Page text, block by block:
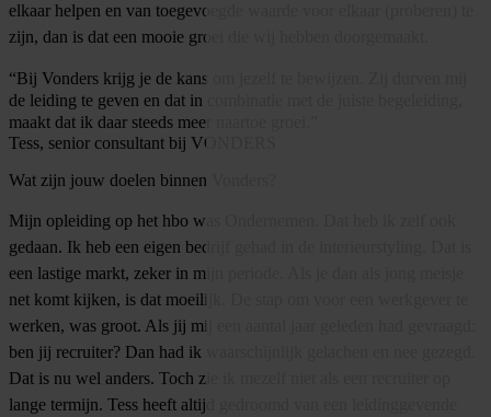
elkaar helpen en van toegevoegde waarde voor elkaar (proberen) te
zijn, dan is dat een mooie groei die wij hebben doorgemaakt.
“Bij Vonders krijg je de kans om jezelf te bewijzen. Zij durven mij
de leiding te geven en dat in combinatie met de juiste begeleiding,
maakt dat ik daar steeds meer naartoe groei.”
Tess, senior consultant bij VONDERS
Wat zijn jouw doelen binnen Vonders?
Mijn opleiding op het hbo was Ondernemen. Dat heb ik zelf ook
gedaan. Ik heb een eigen bedrijf gehad in de interieurstyling. Dat is
een lastige markt, zeker in mijn periode. Als je dan als jong meisje
net komt kijken, is dat moeilijk. De stap om voor een werkgever te
werken, was groot. Als jij mij een aantal jaar geleden had gevraagd:
ben jij recruiter? Dan had ik waarschijnlijk gelachen en nee gezegd.
Dat is nu wel anders. Toch zie ik mezelf niet als een recruiter op
lange termijn. Tess heeft altijd gedroomd van een leidinggevende